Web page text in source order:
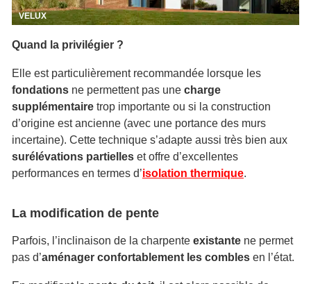
VELUX
Quand la privilégier ?
Elle est particulièrement recommandée lorsque les
fondations ne permettent pas une charge
supplémentaire trop importante ou si la construction
d’origine est ancienne (avec une portance des murs
incertaine). Cette technique s’adapte aussi très bien aux
surélévations partielles et offre d’excellentes
performances en termes d’isolation thermique.
La modification de pente
Parfois, l’inclinaison de la charpente existante ne permet
pas d’aménager confortablement les combles en l’état.